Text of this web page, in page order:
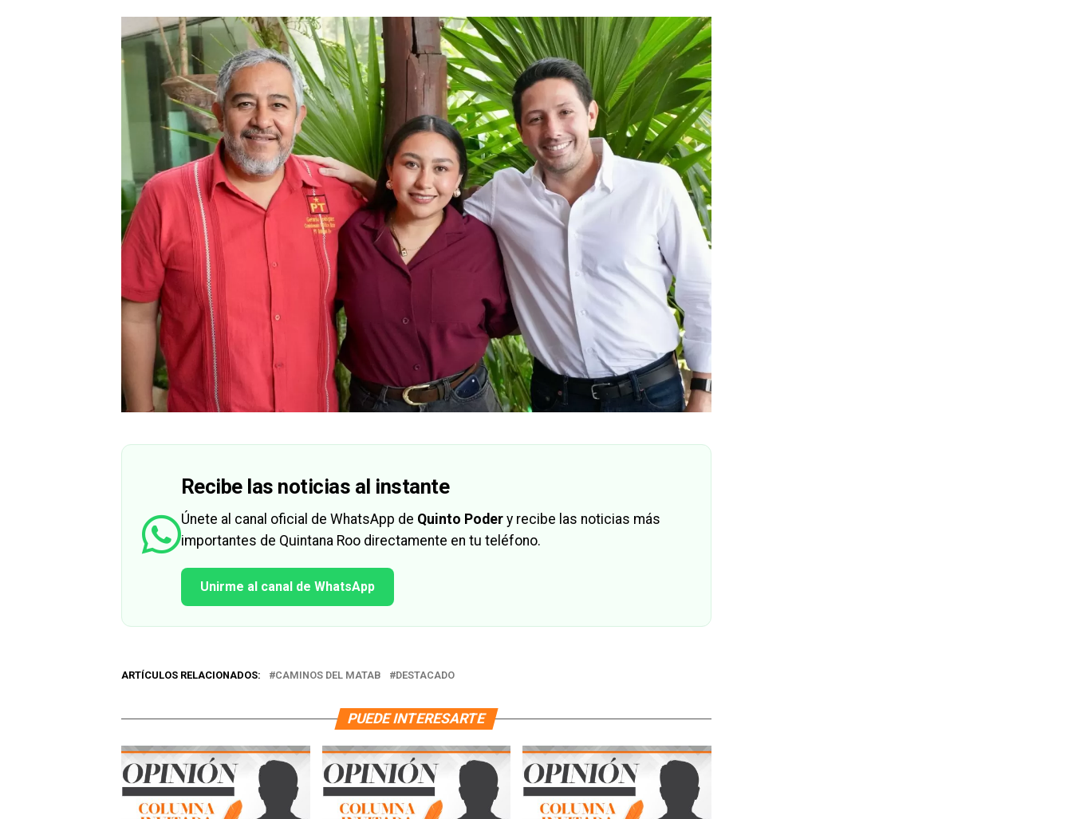
Recibe las noticias al instante
Únete al canal oficial de WhatsApp de Quinto Poder y recibe las noticias más
importantes de Quintana Roo directamente en tu teléfono.
Unirme al canal de WhatsApp
ARTÍCULOS RELACIONADOS: CAMINOS DEL MATAB DESTACADO
PUEDE INTERESARTE